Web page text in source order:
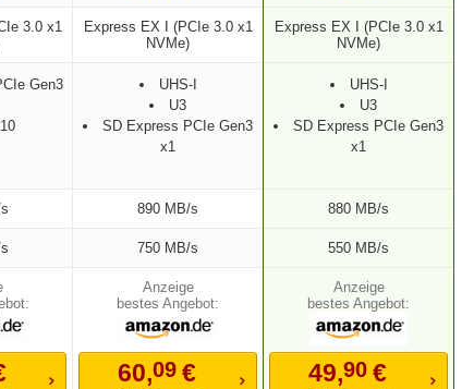
3.0 x1
Express EX I (PCIe 3.0 x1
NVMe)
Express EX I (PCIe 3.0 x1
NVMe)
Gen3
UHS-I
U3
SD Express PCIe Gen3
x1
UHS-I
U3
SD Express PCIe Gen3
x1
890 MB/s 880 MB/s
750 MB/s 550 MB/s
bestes Angebot:
60,09 €
bestes Angebot:
49,90 €